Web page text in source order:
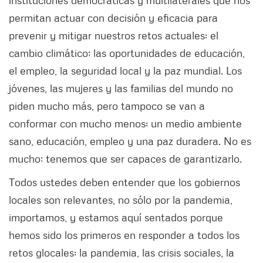
permitan actuar con decisión y eficacia para
prevenir y mitigar nuestros retos actuales: el
cambio climático; las oportunidades de educación,
el empleo, la seguridad local y la paz mundial. Los
jóvenes, las mujeres y las familias del mundo no
piden mucho más, pero tampoco se van a
conformar con mucho menos: un medio ambiente
sano, educación, empleo y una paz duradera. No es
mucho; tenemos que ser capaces de garantizarlo.
Todos ustedes deben entender que los gobiernos
locales son relevantes, no sólo por la pandemia,
importamos, y estamos aquí sentados porque
hemos sido los primeros en responder a todos los
retos glocales: la pandemia, las crisis sociales, la